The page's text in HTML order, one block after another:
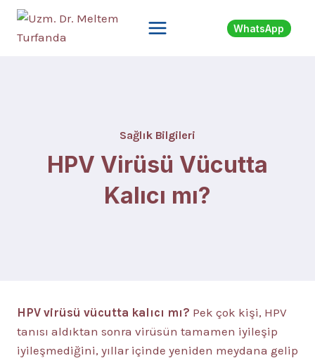
Skip
WhatsApp
Sağlık Bilgileri
HPV Virüsü Vücutta
Kalıcı mı?
HPV virüsü vücutta kalıcı mı? Pek çok kişi, HPV
tanısı aldıktan sonra virüsün tamamen iyileşip
iyileşmediğini, yıllar içinde yeniden meydana gelip